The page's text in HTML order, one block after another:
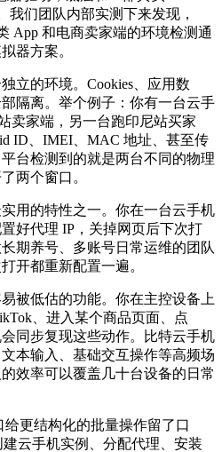
我们团队内部实测下来发现，
App 和电商卖家端的环境检测通
器方案。
的环境。Cookies、应用数
隔离。举个例子：你有一台云手
卖家端，另一台跑印尼站买家
ID、IMEI、MAC 地址、甚至传
台检测到的就是两台不同的物理
两个窗口。
的特性之一。你在一台云手机
好代理 IP，关掉网页后下次打
期养号、多账号日常运维的团队
开都重新配置一遍。
低估的功能。你在主控设备上
、进入某个商品页面、点
同步复现这些动作。比特云手机
本输入、基础交互操作等高频场
效率可以覆盖几十台设备的日常
更结构化的批量操作留了口
云手机实例、分配代理、安装